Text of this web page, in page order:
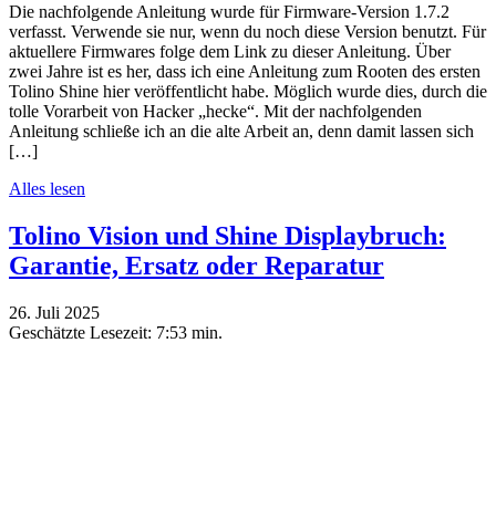
Die nachfolgende Anleitung wurde für Firmware-Version 1.7.2
verfasst. Verwende sie nur, wenn du noch diese Version benutzt. Für
aktuellere Firmwares folge dem Link zu dieser Anleitung. Über
zwei Jahre ist es her, dass ich eine Anleitung zum Rooten des ersten
Tolino Shine hier veröffentlicht habe. Möglich wurde dies, durch die
tolle Vorarbeit von Hacker „hecke“. Mit der nachfolgenden
Anleitung schließe ich an die alte Arbeit an, denn damit lassen sich
[…]
Alles lesen
Tolino Vision und Shine Displaybruch:
Garantie, Ersatz oder Reparatur
26. Juli 2025
Geschätzte Lesezeit: 7:53 min.